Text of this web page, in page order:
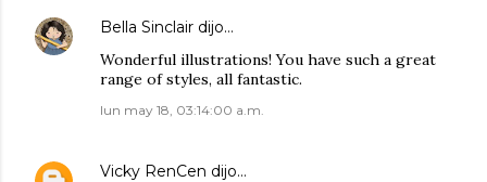
Bella Sinclair dijo…
Wonderful illustrations! You have such a great
range of styles, all fantastic.
lun may 18, 03:14:00 a.m.
Vicky RenCen dijo…